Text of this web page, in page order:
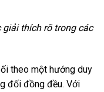
thích rõ trong các
theo một hướng duy
đối đồng đều. Với